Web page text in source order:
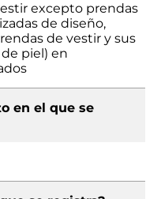
excepto prendas
de diseño,
de vestir y sus
piel) en
en el que se